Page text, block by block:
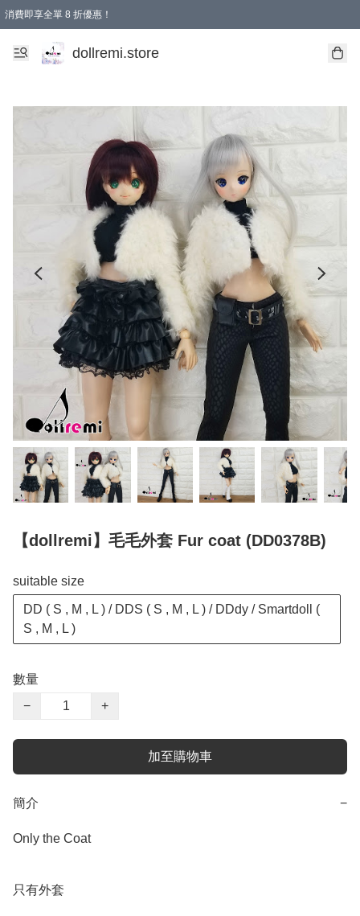
消費即享全單 8 折優惠！
購物滿 HKD 1500.00即享免運費優惠！（適用於 本地送貨、本地取貨、國際送貨 )
dollremi.store
【dollremi】毛毛外套 Fur coat (DD0378B)
suitable size
DD ( S , M , L ) / DDS ( S , M , L ) / DDdy / Smartdoll (
S , M , L )
數量
−
+
加至購物車
簡介 −
Only the Coat
只有外套